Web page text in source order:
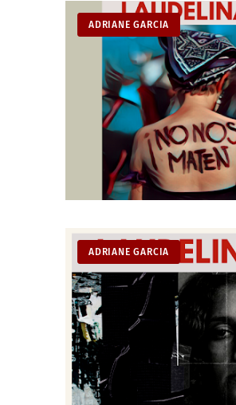
ADRIANE GARCIA
ADRIANE GARCIA